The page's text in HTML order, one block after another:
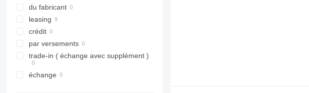
du fabricant
leasing
crédit
par versements
trade-in ( échange avec supplément )
échange